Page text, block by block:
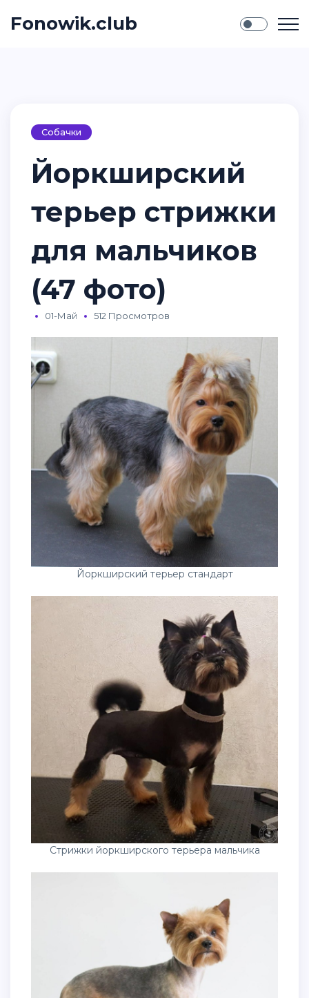
Fonowik.club
Собачки
Йоркширский
терьер стрижки
для мальчиков
(47 фото)
01-Май 512 Просмотров
Йоркширский терьер стандарт
Стрижки йоркширского терьера мальчика